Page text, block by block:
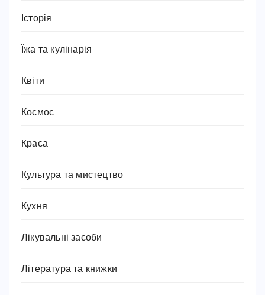
Історія
Їжа та кулінарія
Квіти
Космос
Краса
Культура та мистецтво
Кухня
Лікувальні засоби
Література та книжки